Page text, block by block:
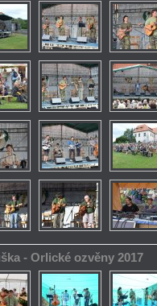
- Orlické ozvěny 2017